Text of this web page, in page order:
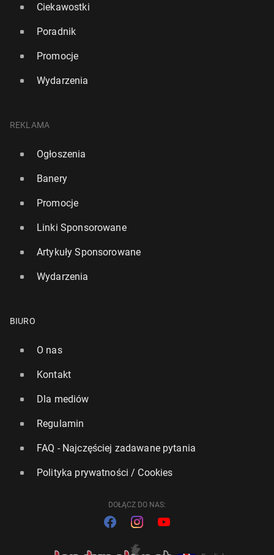
Ciekawostki
Poradnik
Promocje
Wydarzenia
REKLAMA
Ogłoszenia
Banery
Promocje
Linki Sponsorowane
Artykuły Sponsorowane
Wydarzenia
BIURO
O nas
Kontakt
Dla mediów
Regulamin
FAQ - Najczęściej zadawane pytania
Polityka prywatności / Cookies
DOŁĄCZ DO NAS: